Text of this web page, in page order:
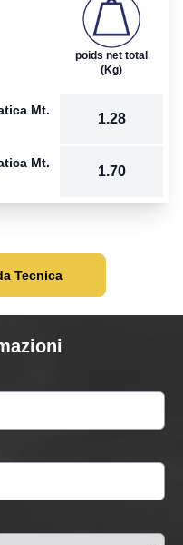
poids net total
(Kg)
Mt.
1.28
Mt.
1.70
Tecnica